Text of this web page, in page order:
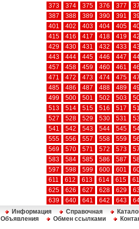
373
374 375 376 377
387
388 389 390 391
401
402 403 404 405
415
416 417 418 419
429
430 431 432 433
443
444 445 446 447
457
458 459 460 461
471
472 473 474 475
485
486 487 488 489
499
500 501 502 503
513
514 515 516 517
527
528 529 530 531
541
542 543 544 545
555
556 557 558 559
569
570 571 572 573
583
584 585 586 587
597
598 599 600 601
611
612 613 614 615
625
626 627 628 629
639
640 641 642 643
Информация Справочная
Объявления Обмен ссылками